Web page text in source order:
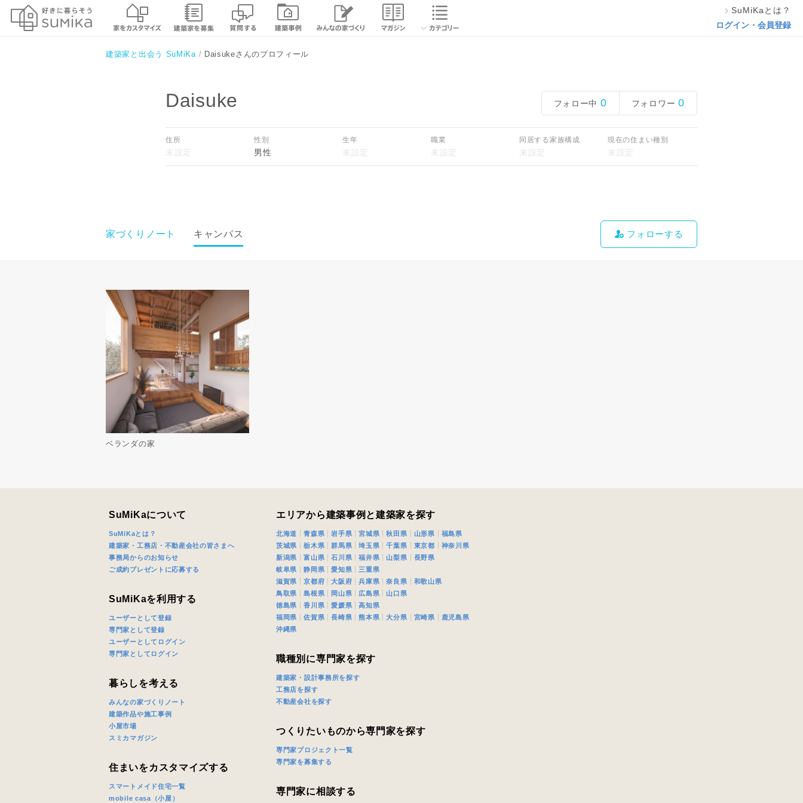
SuMiKaとは？
ログイン・会員登録
続きを読む
建築家と出会う SuMiKa Daisukeさんのプロフィール
Daisuke フォロー中 0 フォロワー 0
住所 性別
男性
生年 職業 同居する家族構成 現在の住まい種別
家づくりノート キャンバス フォローする
ベランダの家
SuMiKaについて
SuMiKaとは？
建築家・工務店・不動産会社の皆さまへ
事務局からのお知らせ
ご成約プレゼントに応募する
SuMiKaを利用する
ユーザーとして登録
専門家として登録
ユーザーとしてログイン
専門家としてログイン
暮らしを考える
みんなの家づくりノート
建築作品や施工事例
小屋市場
スミカマガジン
住まいをカスタマイズする
スマートメイド住宅一覧
mobile casa（小屋）
エリアから建築事例と建築家を探す
北海道 青森県 岩手県 宮城県 秋田県 山形県
福島県
茨城県
栃木県 群馬県 埼玉県 千葉県 東京都
神奈川県
新潟県
富山県 石川県 福井県 山梨県
長野県
岐阜県
静岡県 愛知県
三重県
滋賀県
京都府 大阪府 兵庫県 奈良県
和歌山県
鳥取県
島根県 岡山県 広島県
山口県
徳島県
香川県 愛媛県
高知県
福岡県
佐賀県 長崎県 熊本県 大分県 宮崎県
鹿児島県
沖縄県
職種別に専門家を探す
建築家・設計事務所を探す
工務店を探す
不動産会社を探す
つくりたいものから専門家を探す
専門家プロジェクト一覧
専門家を募集する
専門家に相談する